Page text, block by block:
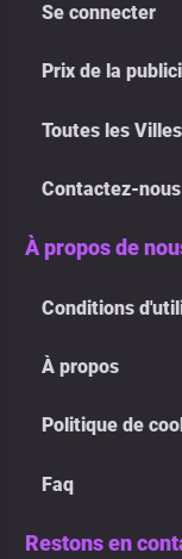
Se connecter
Prix de la
Toutes les Villes
Contactez-nous
À propos de
Conditions
À propos
Politique de
Faq
Restons en